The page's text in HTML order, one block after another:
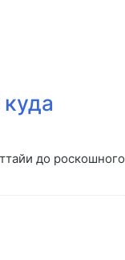
до роскошного